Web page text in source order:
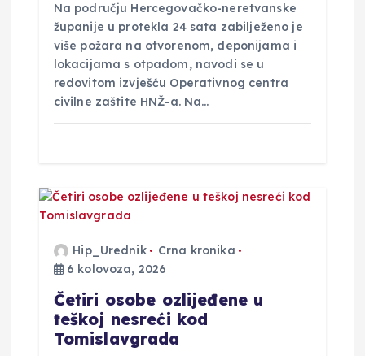
Na području Hercegovačko-neretvanske
županije u protekla 24 sata zabilježeno je
više požara na otvorenom, deponijama i
lokacijama s otpadom, navodi se u
redovitom izvješću Operativnog centra
civilne zaštite HNŽ-a. Na…
Hip_Urednik
Crna kronika
6 kolovoza, 2026
Četiri osobe ozlijeđene u
teškoj nesreći kod
Tomislavgrada